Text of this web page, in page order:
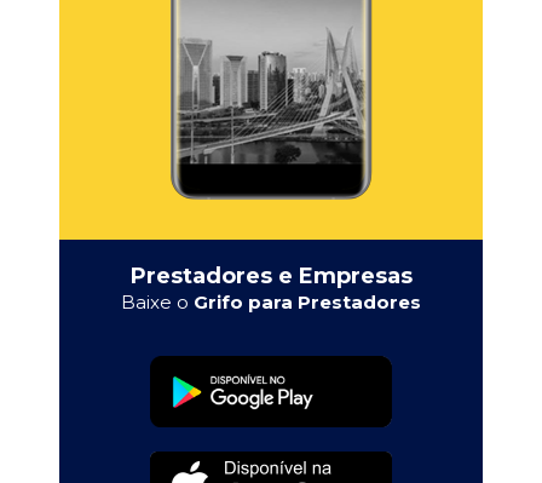
Prestadores e Empresas
Baixe o Grifo para Prestadores